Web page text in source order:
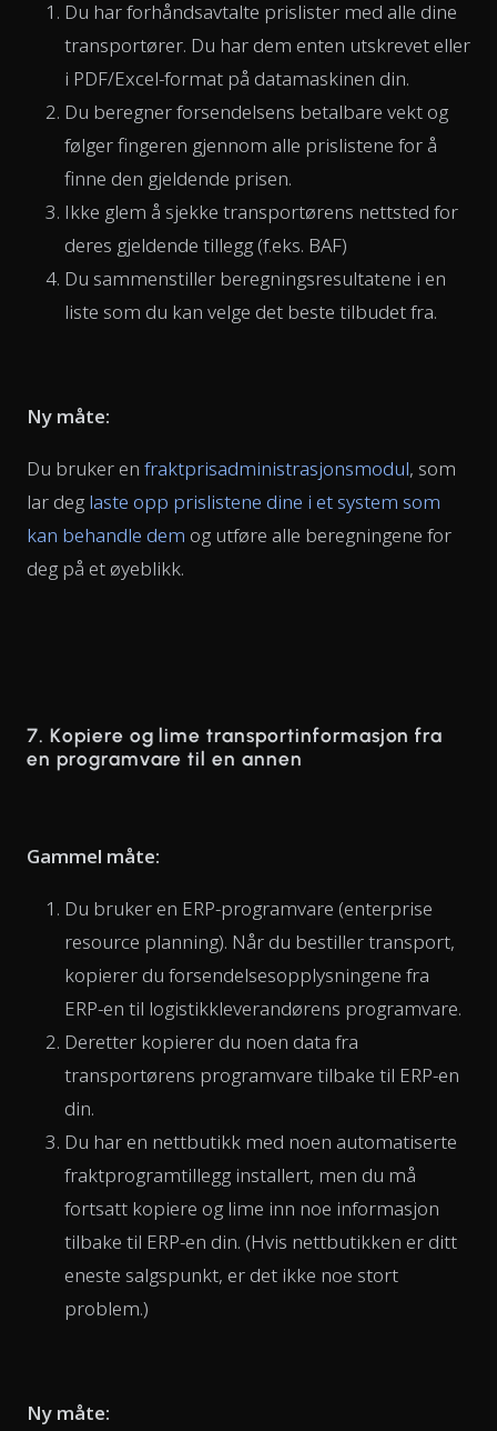
Du har forhåndsavtalte prislister med alle dine
transportører. Du har dem enten utskrevet eller
i PDF/Excel-format på datamaskinen din.
Du beregner forsendelsens betalbare vekt og
følger fingeren gjennom alle prislistene for å
finne den gjeldende prisen.
Ikke glem å sjekke transportørens nettsted for
deres gjeldende tillegg (f.eks. BAF)
Du sammenstiller beregningsresultatene i en
liste som du kan velge det beste tilbudet fra.
Ny måte:
Du bruker en fraktprisadministrasjonsmodul, som
lar deg laste opp prislistene dine i et system som
kan behandle dem og utføre alle beregningene for
deg på et øyeblikk.
7. Kopiere og lime transportinformasjon fra
en programvare til en annen
Gammel måte:
Du bruker en ERP-programvare (enterprise
resource planning). Når du bestiller transport,
kopierer du forsendelsesopplysningene fra
ERP-en til logistikkleverandørens programvare.
Deretter kopierer du noen data fra
transportørens programvare tilbake til ERP-en
din.
Du har en nettbutikk med noen automatiserte
fraktprogramtillegg installert, men du må
fortsatt kopiere og lime inn noe informasjon
tilbake til ERP-en din. (Hvis nettbutikken er ditt
eneste salgspunkt, er det ikke noe stort
problem.)
Ny måte: